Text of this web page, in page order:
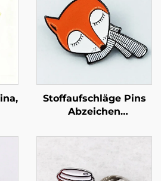
Stoffaufschläge Pins
Abzeichen
Shirt-Kragen Pin